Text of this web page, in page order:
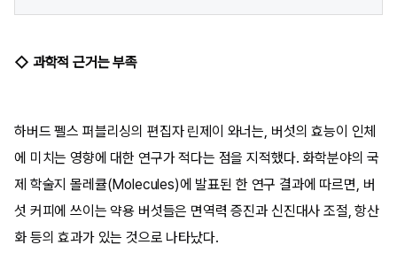
◇ 과학적 근거는 부족
하버드 펠스 퍼블리싱의 편집자 린제이 와너는, 버섯의 효능이 인체
에 미치는 영향에 대한 연구가 적다는 점을 지적했다. 화학분야의 국
제 학술지 몰레큘(Molecules)에 발표된 한 연구 결과에 따르면, 버
섯 커피에 쓰이는 약용 버섯들은 면역력 증진과 신진대사 조절, 항산
화 등의 효과가 있는 것으로 나타났다.